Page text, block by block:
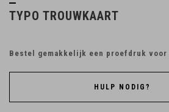
TYPO TROUWKAART
Bestel gemakkelijk een proefdruk voor
HULP NODIG?